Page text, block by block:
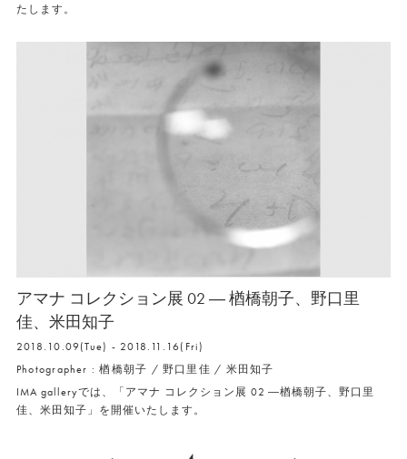
たします。
アマナ コレクション展 02 ― 楢橋朝子、野口里
佳、米田知子
2018.10.09(Tue) - 2018.11.16(Fri)
Photographer : 楢橋朝子 / 野口里佳 / 米田知子
IMA galleryでは、「アマナ コレクション展 02 ―楢橋朝子、野口里
佳、米田知子」を開催いたします。